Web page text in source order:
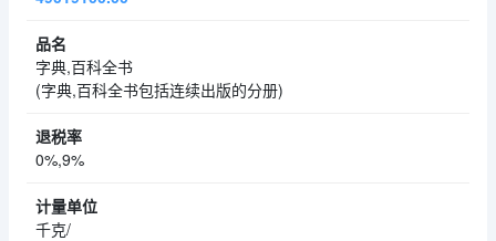
字典,百科全书
(字典,百科全书包括连续出版的分册)
0%,9%
千克/